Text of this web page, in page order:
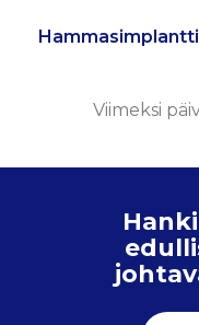
Hammasimplantti
Viimeksi